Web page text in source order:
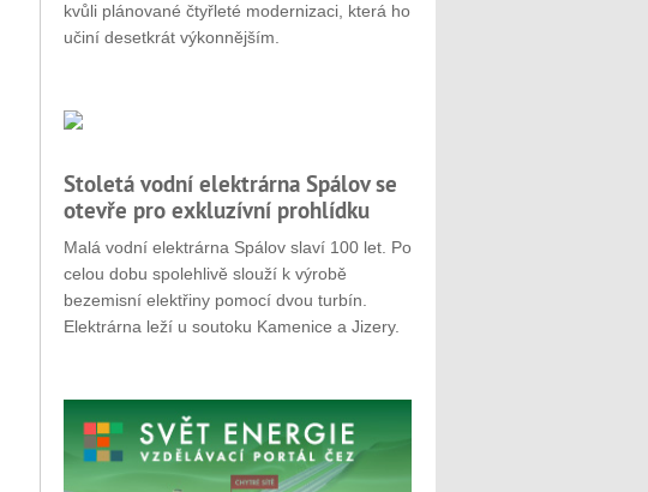
kvůli plánované čtyřleté modernizaci, která ho
učiní desetkrát výkonnějším.
Stoletá vodní elektrárna Spálov se
otevře pro exkluzívní prohlídku
Malá vodní elektrárna Spálov slaví 100 let. Po
celou dobu spolehlivě slouží k výrobě
bezemisní elektřiny pomocí dvou turbín.
Elektrárna leží u soutoku Kamenice a Jizery.